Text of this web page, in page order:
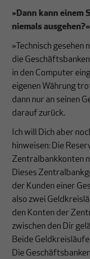
»Dann kann einem
niemals ausgehen?«
»Technisch gesehen
die
in den Computer
eigenen Währung
dann nur an seinen
darauf zurück.
Ich will Dich aber
hinweisen: Die
Zentralbankkonten
Dieses
der Kunden einer
also zwei
den Konten der
zwischen den Dir
Beide
Die